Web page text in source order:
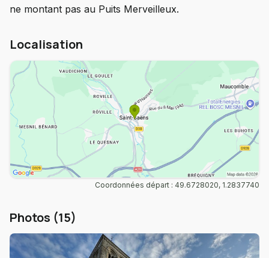
ne montant pas au Puits Merveilleux.
Localisation
Coordonnées départ : 49.6728020, 1.2837740
Photos (15)